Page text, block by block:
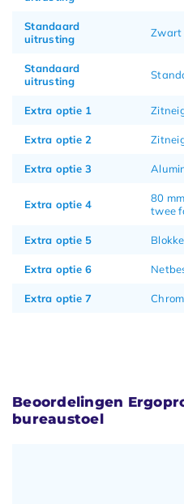
Standaard
uitrusting
Zwart
Standaard
uitrusting
Extra optie 1
Extra optie 2
Extra optie 3
Extra optie 4
80
twee
Extra optie 5
Extra optie 6
Extra optie 7
Beoordelingen
bureaustoel